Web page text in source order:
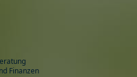
Finanzen